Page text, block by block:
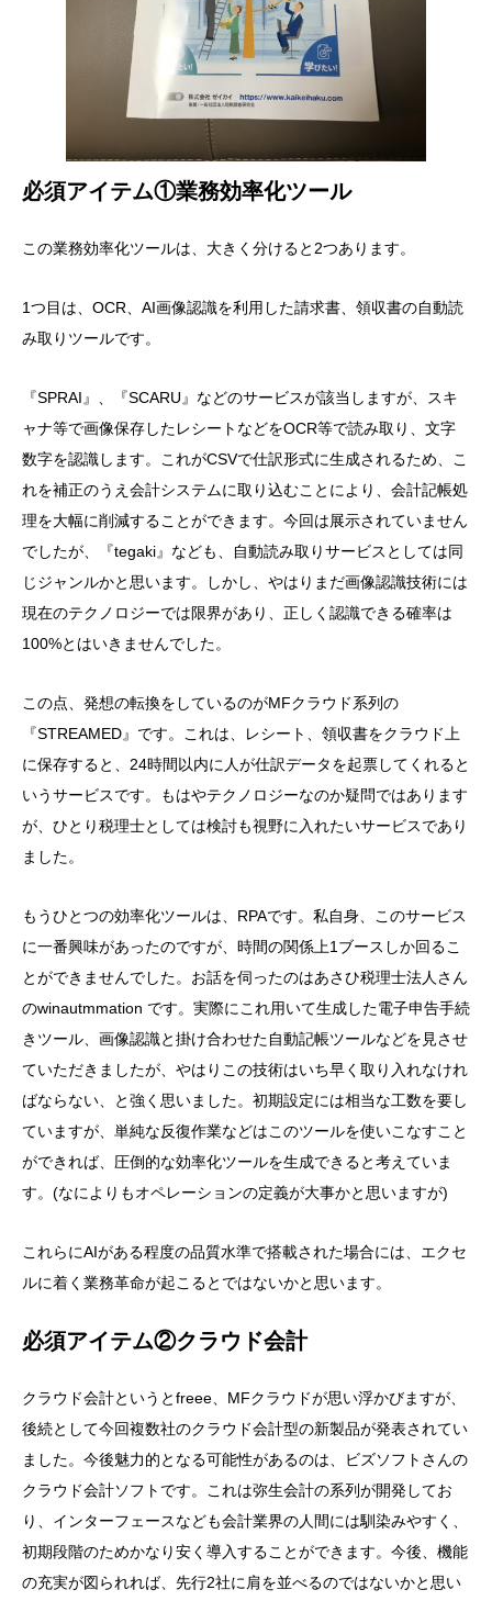
必須アイテム①業務効率化ツール
この業務効率化ツールは、大きく分けると2つあります。
1つ目は、OCR、AI画像認識を利用した請求書、領収書の自動読
み取りツールです。
『SPRAI』、『SCARU』などのサービスが該当しますが、スキ
ャナ等で画像保存したレシートなどをOCR等で読み取り、文字
数字を認識します。これがCSVで仕訳形式に生成されるため、こ
れを補正のうえ会計システムに取り込むことにより、会計記帳処
理を大幅に削減することができます。今回は展示されていません
でしたが、『tegaki』なども、自動読み取りサービスとしては同
じジャンルかと思います。しかし、やはりまだ画像認識技術には
現在のテクノロジーでは限界があり、正しく認識できる確率は
100%とはいきませんでした。
この点、発想の転換をしているのがMFクラウド系列の
『STREAMED』です。これは、レシート、領収書をクラウド上
に保存すると、24時間以内に人が仕訳データを起票してくれると
いうサービスです。もはやテクノロジーなのか疑問ではあります
が、ひとり税理士としては検討も視野に入れたいサービスであり
ました。
もうひとつの効率化ツールは、RPAです。私自身、このサービス
に一番興味があったのですが、時間の関係上1ブースしか回るこ
とができませんでした。お話を伺ったのはあさひ税理士法人さん
のwinautmmation です。実際にこれ用いて生成した電子申告手続
きツール、画像認識と掛け合わせた自動記帳ツールなどを見させ
ていただきましたが、やはりこの技術はいち早く取り入れなけれ
ばならない、と強く思いました。初期設定には相当な工数を要し
ていますが、単純な反復作業などはこのツールを使いこなすこと
ができれば、圧倒的な効率化ツールを生成できると考えていま
す。(なによりもオペレーションの定義が大事かと思いますが)
これらにAIがある程度の品質水準で搭載された場合には、エクセ
ルに着く業務革命が起こるとではないかと思います。
必須アイテム②クラウド会計
クラウド会計というとfreee、MFクラウドが思い浮かびますが、
後続として今回複数社のクラウド会計型の新製品が発表されてい
ました。今後魅力的となる可能性があるのは、ビズソフトさんの
クラウド会計ソフトです。これは弥生会計の系列が開発してお
り、インターフェースなども会計業界の人間には馴染みやすく、
初期段階のためかなり安く導入することができます。今後、機能
の充実が図られれば、先行2社に肩を並べるのではないかと思い